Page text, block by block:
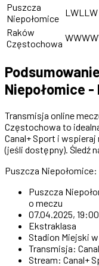
Puszcza
Niepołomice
LWLLW
Raków
Częstochowa
Niepołomice
Transmisja online
Częstochowa to
Canal+ Sport i
(jeśli dostępny). Śledź
Puszcza
Puszcza
o meczu
07.04.2025, 19:00
Ekstraklasa
Stadion Miejski
Transmisja:
Stream: Canal+